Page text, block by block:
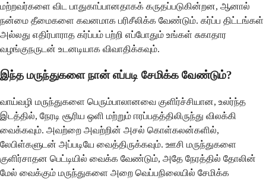
மற்றவர்களை விட பாதுகாப்பானதாகக் கருதப்படுகின்றன, ஆனால்
நன்மை தீமைகளை கவனமாக பரிசீலிக்க வேண்டும். கர்ப்ப திட்டங்கள்
அல்லது எதிர்பாராத கர்ப்பம் பற்றி எப்போதும் உங்கள் சுகாதார
வழங்குநருடன் உடனடியாக விவாதிக்கவும்.
இந்த மருந்துகளை நான் எப்படி சேமிக்க வேண்டும்?
வாய்வழி மருந்துகளை பெரும்பாலானவை குளிர்ச்சியான, உலர்ந்த
இடத்தில், நேரடி சூரிய ஒளி மற்றும் ஈரப்பதத்திலிருந்து விலக்கி
வைக்கவும். அவற்றை அவற்றின் அசல் கொள்கலன்களில்,
லேபிள்களுடன் அப்படியே வைத்திருக்கவும். ஊசி மருந்துகளை
குளிர்சாதன பெட்டியில் வைக்க வேண்டும், அதே நேரத்தில் தோலின்
மேல் வைக்கும் மருந்துகளை அறை வெப்பநிலையில் சேமிக்க